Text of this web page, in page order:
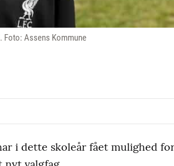
Foto: Assens Kommune
i dette skoleår fået mulighed